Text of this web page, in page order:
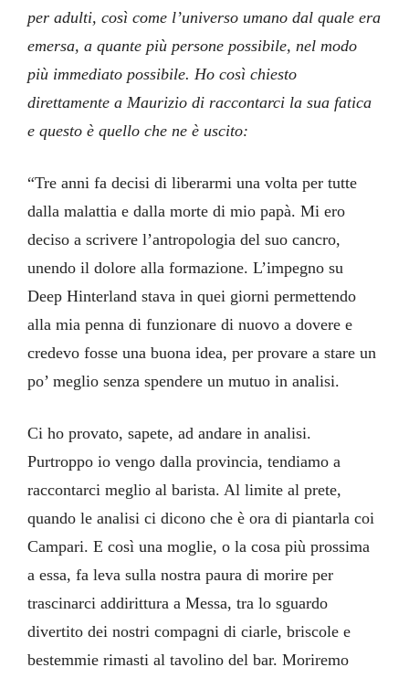
per adulti, così come l’universo umano dal quale era
emersa, a quante più persone possibile, nel modo
più immediato possibile. Ho così chiesto
direttamente a Maurizio di raccontarci la sua fatica
e questo è quello che ne è uscito:
“Tre anni fa decisi di liberarmi una volta per tutte
dalla malattia e dalla morte di mio papà. Mi ero
deciso a scrivere l’antropologia del suo cancro,
unendo il dolore alla formazione. L’impegno su
Deep Hinterland stava in quei giorni permettendo
alla mia penna di funzionare di nuovo a dovere e
credevo fosse una buona idea, per provare a stare un
po’ meglio senza spendere un mutuo in analisi.
Ci ho provato, sapete, ad andare in analisi.
Purtroppo io vengo dalla provincia, tendiamo a
raccontarci meglio al barista. Al limite al prete,
quando le analisi ci dicono che è ora di piantarla coi
Campari. E così una moglie, o la cosa più prossima
a essa, fa leva sulla nostra paura di morire per
trascinarci addirittura a Messa, tra lo sguardo
divertito dei nostri compagni di ciarle, briscole e
bestemmie rimasti al tavolino del bar. Moriremo